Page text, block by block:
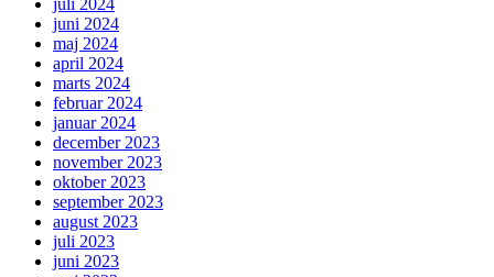
juli 2024
juni 2024
maj 2024
april 2024
marts 2024
februar 2024
januar 2024
december 2023
november 2023
oktober 2023
september 2023
august 2023
juli 2023
juni 2023